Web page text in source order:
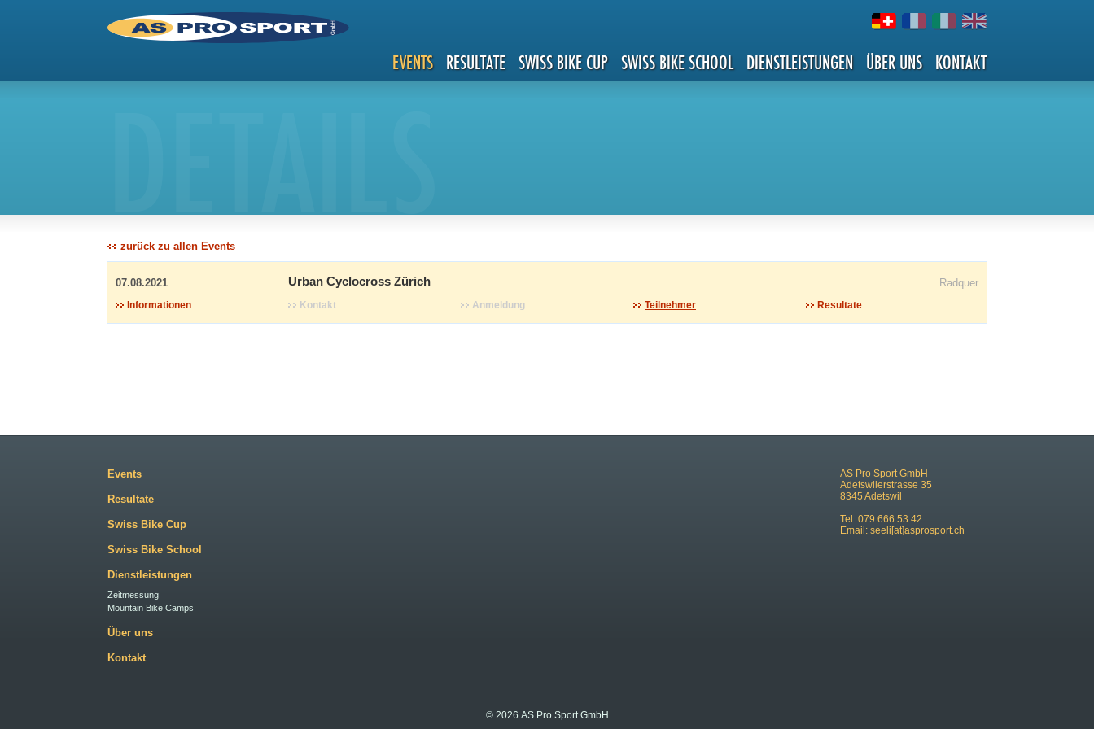
EVENTS RESULTATE SWISS BIKE CUP SWISS BIKE SCHOOL DIENSTLEISTUNGEN ÜBER UNS KONTAKT
zurück zu allen Events
07.08.2021 Radquer
Urban Cyclocross Zürich
Informationen Kontakt Anmeldung Teilnehmer Resultate
AS Pro Sport GmbH
Adetswilerstrasse 35
8345 Adetswil
Tel. 079 666 53 42
Email: seeli[at]asprosport.ch
Events
Resultate
Swiss Bike Cup
Swiss Bike School
Dienstleistungen
Zeitmessung
Mountain Bike Camps
Über uns
Kontakt
© 2026 AS Pro Sport GmbH